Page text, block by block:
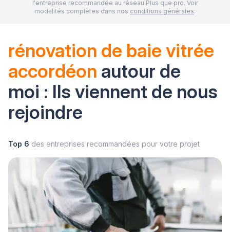
l'entreprise recommandée au réseau Plus que pro. Voir
modalités complètes dans nos conditions générales.
rénovation de baie vitrée
accordéon autour de
moi : Ils viennent de nous
rejoindre
Top 6 des entreprises recommandées pour votre projet